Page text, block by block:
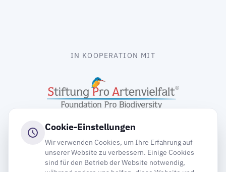
IN KOOPERATION MIT
Cookie-Einstellungen
Wir verwenden Cookies, um Ihre Erfahrung auf
unserer Website zu verbessern. Einige Cookies
sind für den Betrieb der Website notwendig,